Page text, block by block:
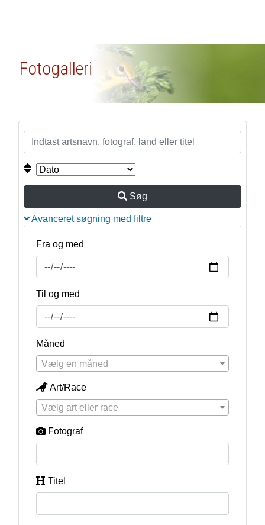
Fotogalleri
Søg
Avanceret søgning med filtre
Fra og med
Til og med
Måned
Vælg en måned
Art/Race
Vælg art eller race
Fotograf
Titel